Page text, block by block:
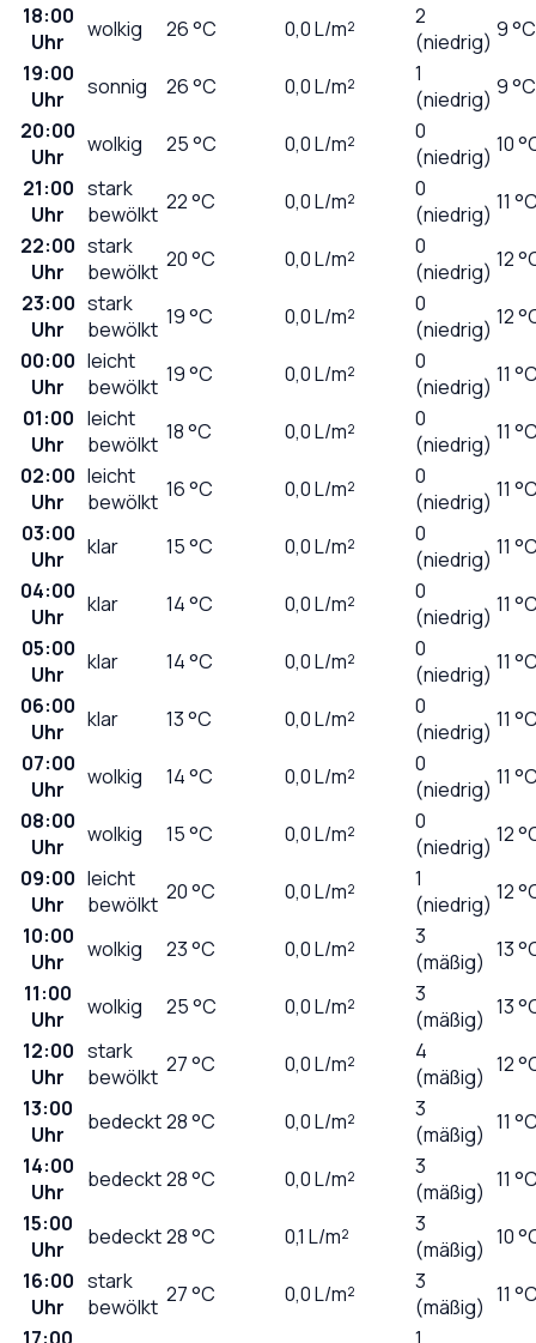
18:00
Uhr
wolkig 26°C 0,0L/m²
2
(niedrig) 9 °C
19:00
Uhr
sonnig 26°C 0,0L/m²
1
(niedrig) 9 °C
20:00
Uhr
wolkig 25°C 0,0L/m²
0
(niedrig) 10
21:00
Uhr
stark
bewölkt 22°C 0,0L/m²
0
(niedrig) 11
22:00
Uhr
stark
bewölkt 20°C 0,0L/m²
0
(niedrig) 12
23:00
Uhr
stark
bewölkt 19°C 0,0L/m²
0
(niedrig) 12
00:00
Uhr
leicht
bewölkt 19°C 0,0L/m²
0
(niedrig) 11
01:00
Uhr
leicht
bewölkt 18°C 0,0L/m²
0
(niedrig) 11
02:00
Uhr
leicht
bewölkt 16°C 0,0L/m²
0
(niedrig) 11
03:00
Uhr
klar 15°C 0,0L/m²
0
(niedrig) 11
04:00
Uhr
klar 14°C 0,0L/m²
0
(niedrig) 11
05:00
Uhr
klar 14°C 0,0L/m²
0
(niedrig) 11
06:00
Uhr
klar 13°C 0,0L/m²
0
(niedrig) 11
07:00
Uhr
wolkig 14°C 0,0L/m²
0
(niedrig) 11
08:00
Uhr
wolkig 15°C 0,0L/m²
0
(niedrig) 12
09:00
Uhr
leicht
bewölkt 20°C 0,0L/m²
1
(niedrig) 12
10:00
Uhr
wolkig 23°C 0,0L/m²
3
(mäßig) 13
11:00
Uhr
wolkig 25°C 0,0L/m²
3
(mäßig) 13
12:00
Uhr
stark
bewölkt 27°C 0,0L/m²
4
(mäßig) 12
13:00
Uhr
bedeckt28°C 0,0L/m²
3
(mäßig) 11
14:00
Uhr
bedeckt28°C 0,0L/m²
3
(mäßig) 11
15:00
Uhr
bedeckt28°C 0,1 L/m²
3
(mäßig) 10
16:00
Uhr
stark
bewölkt 27°C 0,0L/m²
3
(mäßig) 11